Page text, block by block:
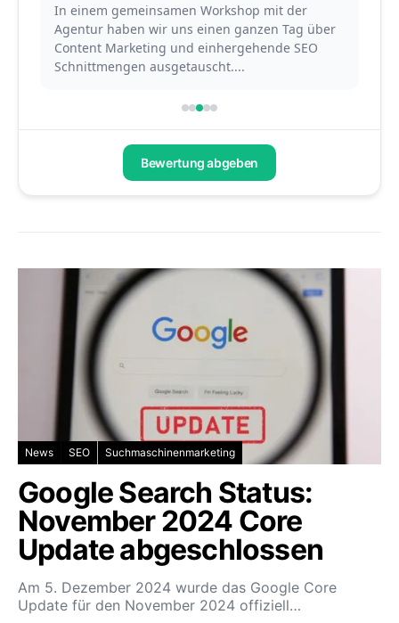
In einem gemeinsamen Workshop mit der
Agentur haben wir uns einen ganzen Tag über
Content Marketing und einhergehende SEO
Schnittmengen ausgetauscht....
Bewertung abgeben
News SEO Suchmaschinenmarketing
Google Search Status:
November 2024 Core
Update abgeschlossen
Am 5. Dezember 2024 wurde das Google Core
Update für den November 2024 offiziell…